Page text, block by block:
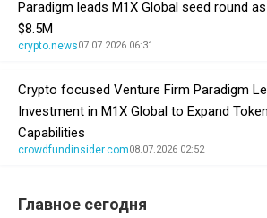
Paradigm leads M1X Global seed round
$8.5M
crypto.news07.07.2026 06:31
Crypto focused Venture Firm Paradigm
Investment in M1X Global to Expand
Capabilities
crowdfundinsider.com08.07.2026 02:52
Главное сегодня